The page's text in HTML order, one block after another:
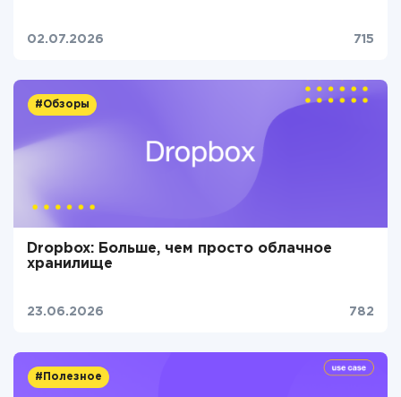
02.07.2026 715
#Обзоры
Dropbox: Больше, чем просто облачное
хранилище
23.06.2026 782
#Полезное